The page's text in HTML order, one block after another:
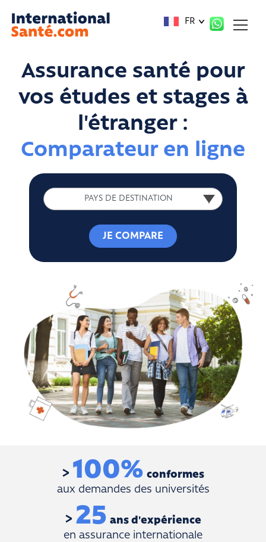
FR
Assurance santé pour
vos études et stages à
l'étranger :
Comparateur en ligne
PAYS DE DESTINATION
PAYS DE DESTINATION
JE COMPARE
100% conformes
aux demandes des universités
25 ans d'expérience
en assurance internationale